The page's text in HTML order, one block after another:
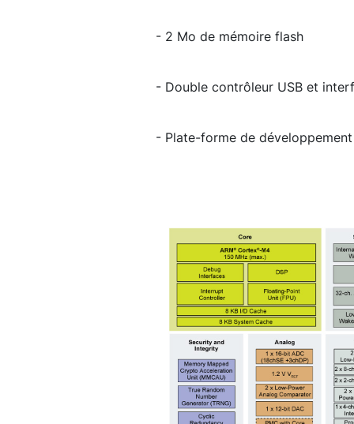
- 2 Mo de mémoire flash
- Double contrôleur USB et
- Plate-forme de développement